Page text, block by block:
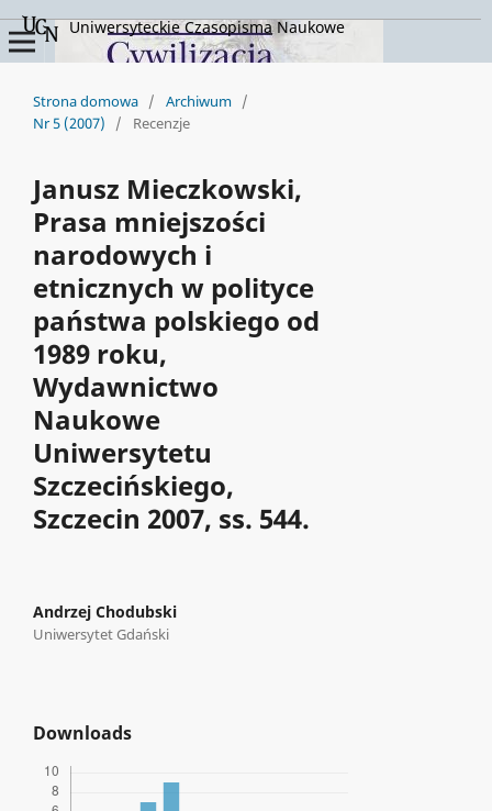
Uniwersyteckie Czasopisma Naukowe
Strona domowa / Archiwum /
Nr 5 (2007)
/ Recenzje
Janusz Mieczkowski,
Prasa mniejszości
narodowych i
etnicznych w polityce
państwa polskiego od
1989 roku,
Wydawnictwo
Naukowe
Uniwersytetu
Szczecińskiego,
Szczecin 2007, ss. 544.
Andrzej Chodubski
Uniwersytet Gdański
Downloads